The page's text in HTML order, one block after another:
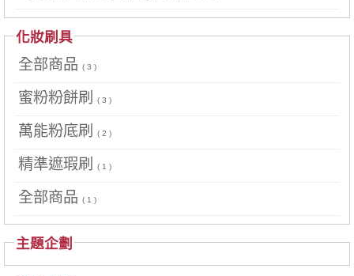
化妝刷具
全部商品 ( 3 )
蜜粉粉餅刷 ( 3 )
萬能粉底刷 ( 2 )
精準遮瑕刷 ( 1 )
全部商品 ( 1 )
主題企劃